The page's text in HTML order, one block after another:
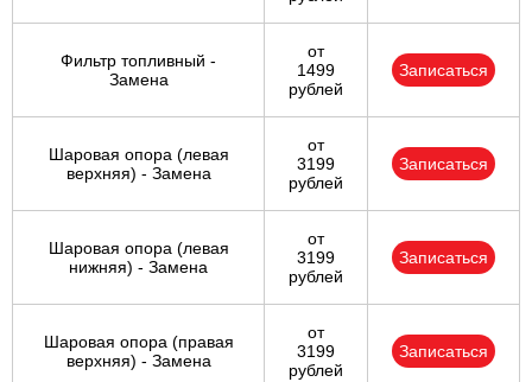
Фильтр топливный -
Замена
от
1499
рублей
Записаться
Шаровая опора (левая
верхняя) - Замена
от
3199
рублей
Записаться
Шаровая опора (левая
нижняя) - Замена
от
3199
рублей
Записаться
Шаровая опора (правая
верхняя) - Замена
от
3199
рублей
Записаться